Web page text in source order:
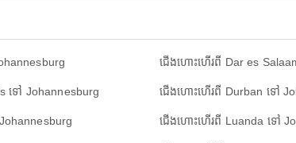
ជើងហោះហើរពី Dar es
ទៅ Johannesburg ជើងហោះហើរពី Durban ទៅ
ជើងហោះហើរពី Luanda ទៅ